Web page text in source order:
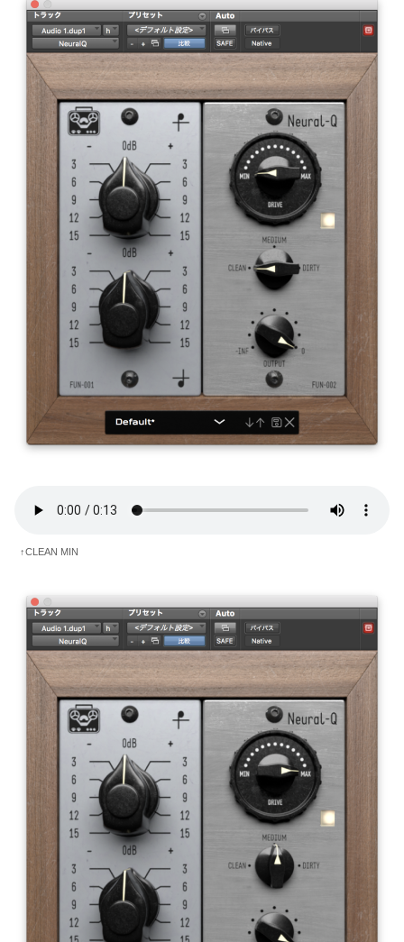
↑CLEAN MIN